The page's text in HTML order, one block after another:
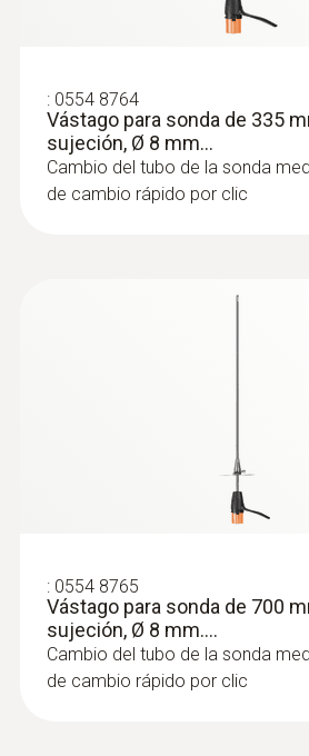
: 0554 8764
Vástago para sonda de 335
sujeción, Ø 8 mm...
Cambio del tubo de la sonda
de cambio rápido por clic
: 0554 8765
Vástago para sonda de 700
sujeción, Ø 8 mm....
Cambio del tubo de la sonda
de cambio rápido por clic